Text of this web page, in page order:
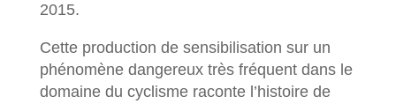
2015.
Cette production de sensibilisation sur un
phénomène dangereux très fréquent dans le
domaine du cyclisme raconte l’histoire de